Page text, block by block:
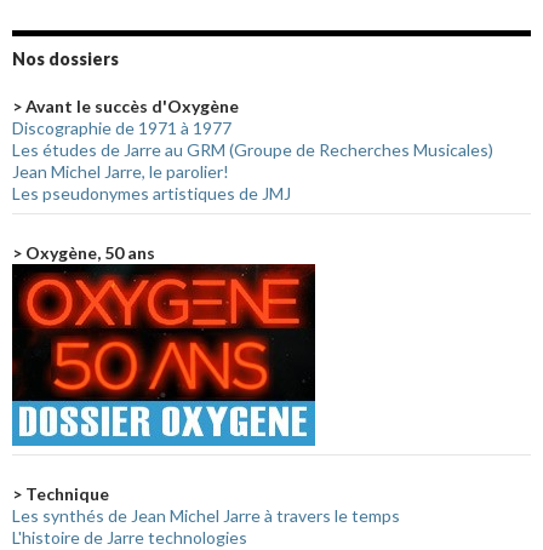
Nos dossiers
> Avant le succès d'Oxygène
Discographie de 1971 à 1977
Les études de Jarre au GRM (Groupe de Recherches Musicales)
Jean Michel Jarre, le parolier!
Les pseudonymes artistiques de JMJ
> Oxygène, 50 ans
> Technique
Les synthés de Jean Michel Jarre à travers le temps
L'histoire de Jarre technologies